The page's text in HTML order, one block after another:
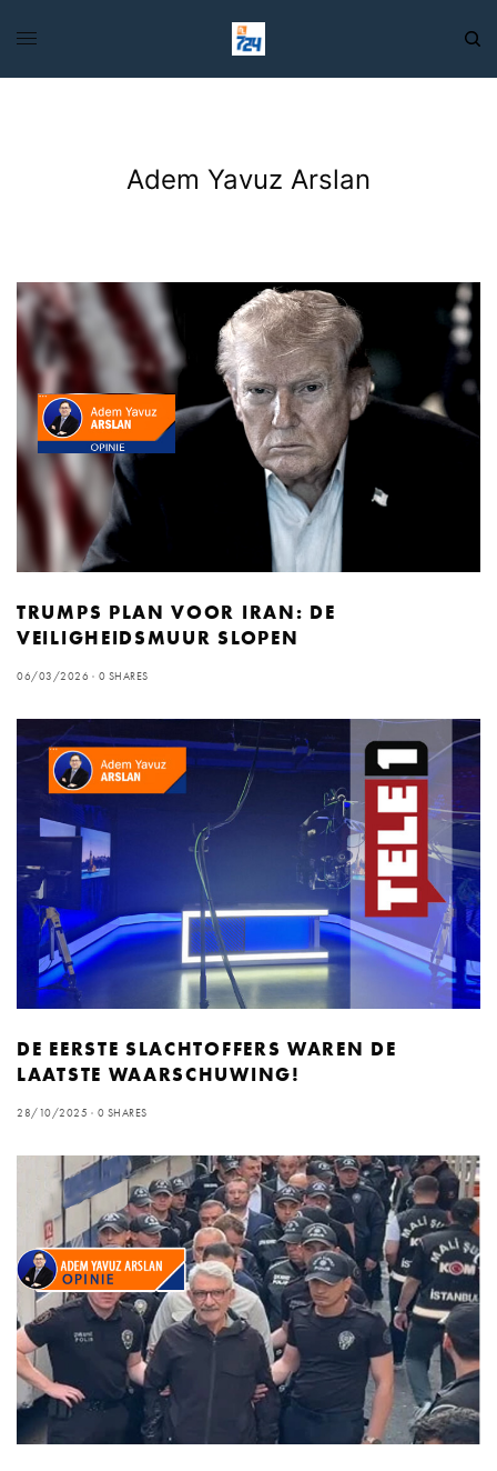
Adem Yavuz Arslan
TRUMPS PLAN VOOR IRAN: DE
VEILIGHEIDSMUUR SLOPEN
06/03/2026 0 SHARES
DE EERSTE SLACHTOFFERS WAREN DE
LAATSTE WAARSCHUWING!
28/10/2025 0 SHARES